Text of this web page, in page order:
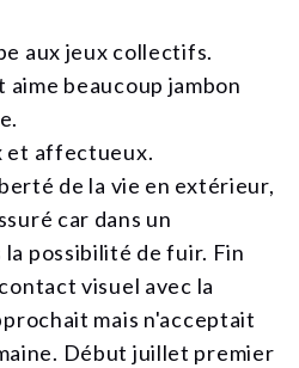
aux jeux collectifs.
beaucoup jambon
et affectueux.
de la vie en extérieur,
car dans un
possibilité de fuir. Fin
visuel avec la
mais n'acceptait
Début juillet premier